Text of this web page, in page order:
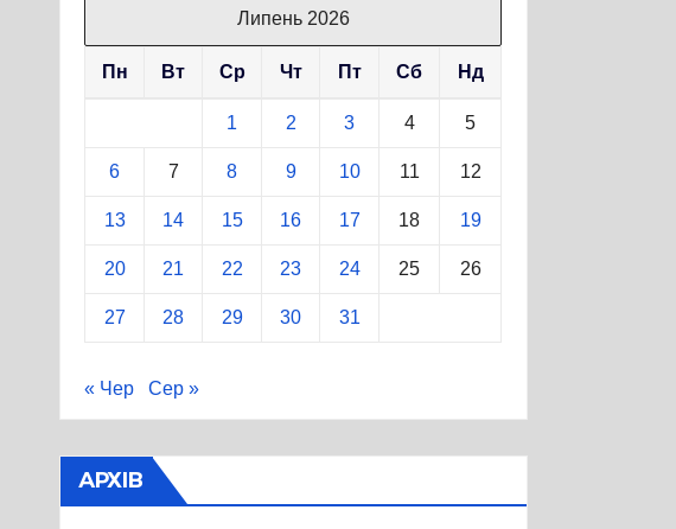
Липень 2026
Пн Вт Ср Чт Пт Сб Нд
1 2 3 4 5
6 7 8 9 10 11 12
13 14 15 16 17 18 19
20 21 22 23 24 25 26
27 28 29 30 31
« Чер Сер »
АРХІВ